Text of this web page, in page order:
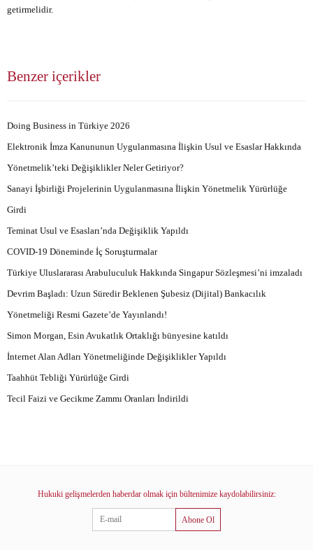
getirmelidir.
Benzer içerikler
Doing Business in Türkiye 2026
Elektronik İmza Kanununun Uygulanmasına İlişkin Usul ve Esaslar Hakkında
Yönetmelik’teki Değişiklikler Neler Getiriyor?
Sanayi İşbirliği Projelerinin Uygulanmasına İlişkin Yönetmelik Yürürlüğe
Girdi
Teminat Usul ve Esasları’nda Değişiklik Yapıldı
COVID-19 Döneminde İç Soruşturmalar
Türkiye Uluslararası Arabuluculuk Hakkında Singapur Sözleşmesi’ni imzaladı
Devrim Başladı: Uzun Süredir Beklenen Şubesiz (Dijital) Bankacılık
Yönetmeliği Resmi Gazete’de Yayınlandı!
Simon Morgan, Esin Avukatlık Ortaklığı bünyesine katıldı
İnternet Alan Adları Yönetmeliğinde Değişiklikler Yapıldı
Taahhüt Tebliği Yürürlüğe Girdi
Tecil Faizi ve Gecikme Zammı Oranları İndirildi
Hukuki gelişmelerden haberdar olmak için bültenimize kaydolabilirsiniz:
Abone Ol